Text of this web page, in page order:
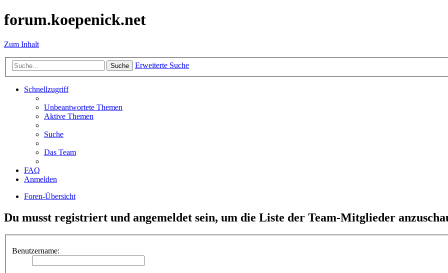
forum.koepenick.net
Zum Inhalt
Suche Erweiterte Suche
Schnellzugriff
Unbeantwortete Themen
Aktive Themen
Suche
Das Team
FAQ
Anmelden
Foren-Übersicht
Du musst registriert und angemeldet sein, um die Liste der Team-Mitglieder
Benutzername: